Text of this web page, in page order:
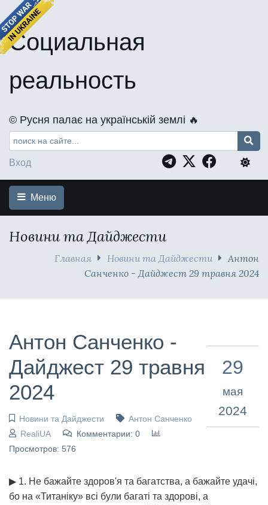
Социальная
реальность
©️ Русня палає на українській землі 🔥
Вход
Меню
Новини та Дайджести
Главная Новини та Дайджести
Антон
Санченко - Дайджест 29 травня 2024
Антон Санченко -
Дайджест 29 травня
2024
Новини та Дайджести
Антон Санченко
RealiUA
Комментарии: 0
Просмотров: 576
29
мая
2024
▶ 1. Не бажайте здоров'я та багатства, а бажайте удачі,
бо на «Титаніку» всі були багаті та здорові, а